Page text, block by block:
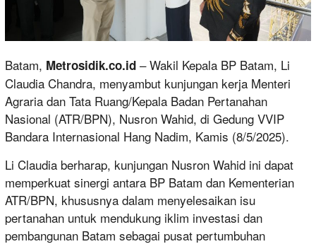
Batam, Metrosidik.co.id – Wakil Kepala BP Batam, Li
Claudia Chandra, menyambut kunjungan kerja Menteri
Agraria dan Tata Ruang/Kepala Badan Pertanahan
Nasional (ATR/BPN), Nusron Wahid, di Gedung VVIP
Bandara Internasional Hang Nadim, Kamis (8/5/2025).
Li Claudia berharap, kunjungan Nusron Wahid ini dapat
memperkuat sinergi antara BP Batam dan Kementerian
ATR/BPN, khususnya dalam menyelesaikan isu
pertanahan untuk mendukung iklim investasi dan
pembangunan Batam sebagai pusat pertumbuhan